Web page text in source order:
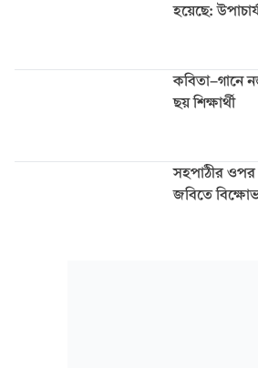
হয়েছে:
কবিতা-গানে
ছয় শিক্ষার্থী
সহপাঠীর ওপর
জবিতে